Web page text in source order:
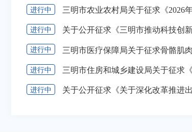
进行中
进行中
进行中
进行中
进行中